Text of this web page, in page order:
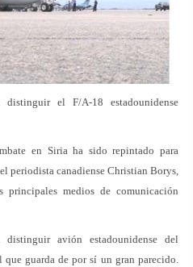
el F/A-18 estadounidense
en Siria ha sido repintado para
periodista canadiense Christian Borys,
medios de comunicación
avión estadounidense del
que guarda de por sí un gran parecido.